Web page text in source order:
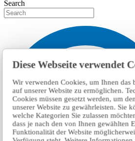
Diese Webseite verwendet
Wir verwenden Cookies, um Ihnen das
auf unserer Website zu ermöglichen.
Cookies müssen gesetzt werden, um
unserer Website zu gewährleisten. Sie
welche Kategorien Sie zulassen
dass je nach den von Ihnen gewählten
Funktionalität der Website
Search